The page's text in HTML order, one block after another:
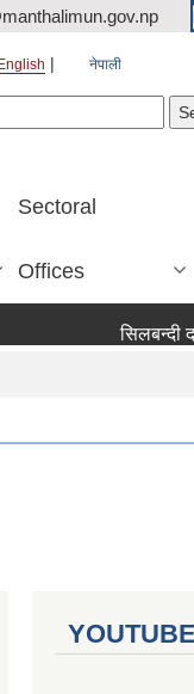
English नेपाली
Sectoral
Offices
सिलबन्दी
YOUTUBE